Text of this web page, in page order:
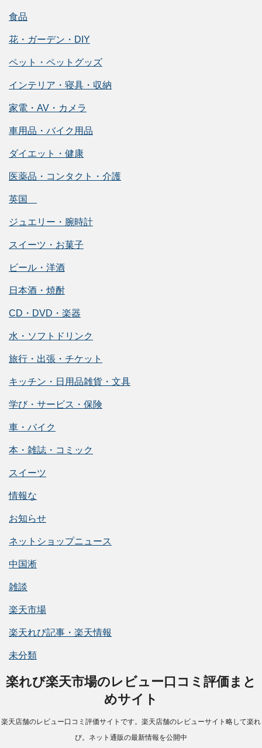
食品
花・ガーデン・DIY
ペット・ペットグッズ
インテリア・寝具・収納
家電・AV・カメラ
車用品・バイク用品
ダイエット・健康
医薬品・コンタクト・介護
英国
ジュエリー・腕時計
スイーツ・お菓子
ビール・洋酒
日本酒・焼酎
CD・DVD・楽器
水・ソフトドリンク
旅行・出張・チケット
キッチン・日用品雑貨・文具
学び・サービス・保険
車・バイク
本・雑誌・コミック
スイーツ
情報な
お知らせ
ネットショップニュース
中国淅
雑談
楽天市場
楽天れび記事・楽天情報
未分類
楽れび楽天市場のレビュー口コミ評価まと
めサイト
楽天店舗のレビュー口コミ評価サイトです。楽天店舗のレビューサイト略して楽れ
び。ネット通販の最新情報を公開中